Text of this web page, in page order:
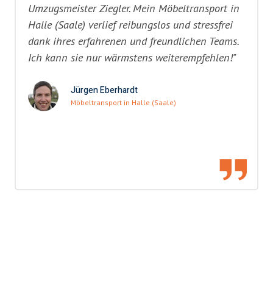
Umzugsmeister Ziegler. Mein Möbeltransport in
Halle (Saale) verlief reibungslos und stressfrei
dank ihres erfahrenen und freundlichen Teams.
Ich kann sie nur wärmstens weiterempfehlen!"
Jürgen Eberhardt
Möbeltransport in Halle (Saale)